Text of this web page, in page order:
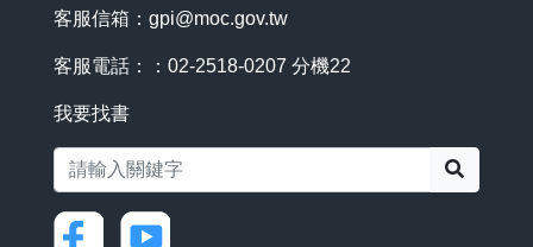
客服信箱： gpi@moc.gov.tw
客服電話：：02-2518-0207 分機22
我要找書